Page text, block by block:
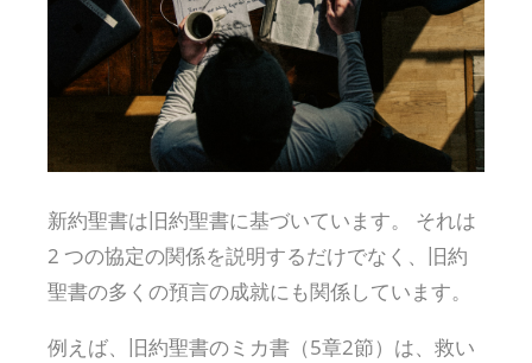
新約聖書は旧約聖書に基づいています。 それは
2 つの協定の関係を説明するだけでなく、旧約
聖書の多くの預言の成就にも関係しています。
例えば、旧約聖書のミカ書（5章2節）は、救い